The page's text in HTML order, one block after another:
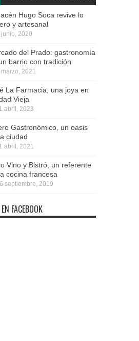
Hugo Soca revive lo
y artesanal
junio, 2020
del Prado: gastronomía
barrio con tradición
marzo, 2021
La Farmacia, una joya en
Vieja
abril, 2023
Gastronómico, un oasis
ciudad
abril, 2021
Vino y Bistró, un referente
cocina francesa
septiembre, 2019
FACEBOOK